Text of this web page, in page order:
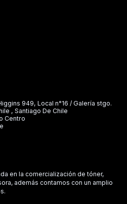
949, Local n°16 / Galería stgo.
, Santiago De Chile
Centro
en la comercialización de tóner,
además contamos con un amplio